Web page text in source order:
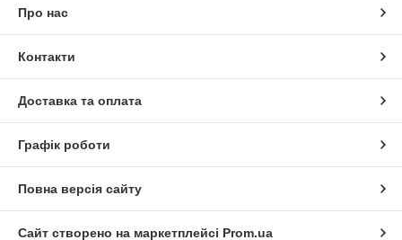
Про нас
Контакти
Доставка та оплата
Графік роботи
Повна версія сайту
Сайт створено на маркетплейсі Prom.ua